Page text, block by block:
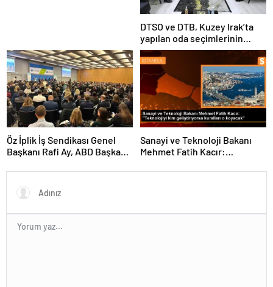
DTSO ve DTB, Kuzey Irak’ta
yapılan oda seçimlerinin
ardından işbirliklerini
güçlendirmek için ziyaretler
gerçekleştirdi
Öz İplik İş Sendikası Genel
Başkanı Rafi Ay, ABD Başkanı
ile görüştü
Sanayi ve Teknoloji Bakanı
Mehmet Fatih Kacır:
kuralları o koyacak”